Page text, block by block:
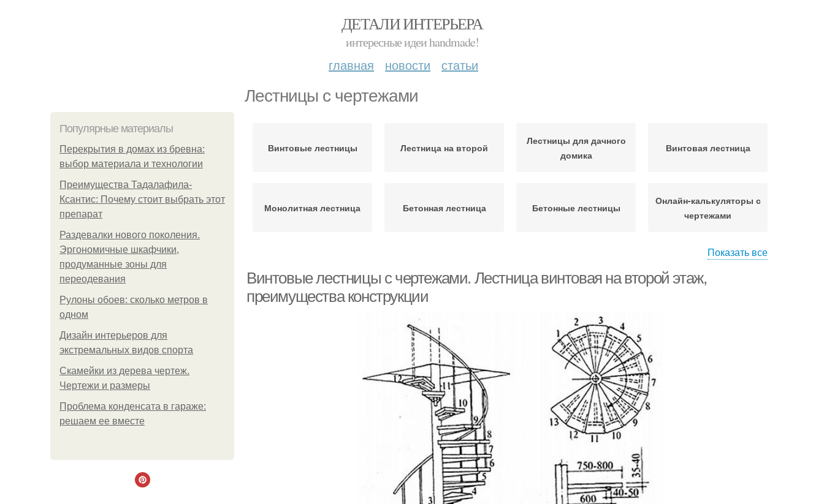
ДЕТАЛИ ИНТЕРЬЕРА
интересные идеи handmade!
главная новости статьи
Лестницы с чертежами
Популярные материалы
Перекрытия в домах из бревна:
выбор материала и технологии
Преимущества Тадалафила-
Ксантис: Почему стоит выбрать этот
препарат
Раздевалки нового поколения.
Эргономичные шкафчики,
продуманные зоны для
переодевания
Рулоны обоев: сколько метров в
одном
Дизайн интерьеров для
экстремальных видов спорта
Скамейки из дерева чертеж.
Чертежи и размеры
Проблема конденсата в гараже:
решаем ее вместе
Винтовые лестницы Лестница на второй
Лестницы для дачного
домика
Винтовая лестница
Монолитная лестница Бетонная лестница Бетонные лестницы
Онлайн-калькуляторы с
чертежами
Показать все
Винтовые лестницы с чертежами. Лестница винтовая на второй этаж,
преимущества конструкции